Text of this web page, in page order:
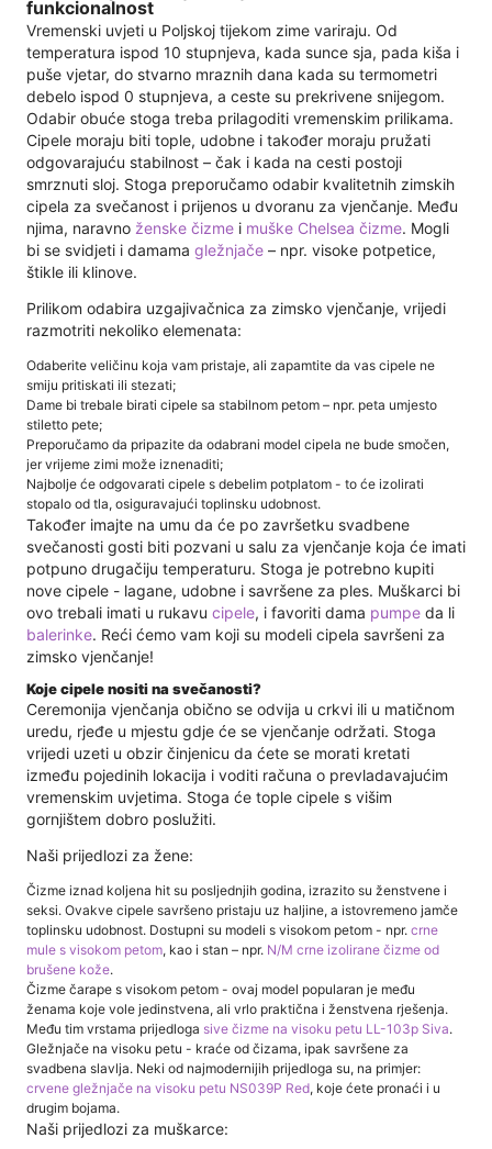
funkcionalnost
Vremenski uvjeti u Poljskoj tijekom zime variraju. Od
temperatura ispod 10 stupnjeva, kada sunce sja, pada kiša i
puše vjetar, do stvarno mraznih dana kada su termometri
debelo ispod 0 stupnjeva, a ceste su prekrivene snijegom.
Odabir obuće stoga treba prilagoditi vremenskim prilikama.
Cipele moraju biti tople, udobne i također moraju pružati
odgovarajuću stabilnost – čak i kada na cesti postoji
smrznuti sloj. Stoga preporučamo odabir kvalitetnih zimskih
cipela za svečanost i prijenos u dvoranu za vjenčanje. Među
njima, naravno ženske čizme i muške Chelsea čizme. Mogli
bi se svidjeti i damama gležnjače – npr. visoke potpetice,
štikle ili klinove.
Prilikom odabira uzgajivačnica za zimsko vjenčanje, vrijedi
razmotriti nekoliko elemenata:
Odaberite veličinu koja vam pristaje, ali zapamtite da vas cipele ne
smiju pritiskati ili stezati;
Dame bi trebale birati cipele sa stabilnom petom – npr. peta umjesto
stiletto pete;
Preporučamo da pripazite da odabrani model cipela ne bude smočen,
jer vrijeme zimi može iznenaditi;
Najbolje će odgovarati cipele s debelim potplatom - to će izolirati
stopalo od tla, osiguravajući toplinsku udobnost.
Također imajte na umu da će po završetku svadbene
svečanosti gosti biti pozvani u salu za vjenčanje koja će imati
potpuno drugačiju temperaturu. Stoga je potrebno kupiti
nove cipele - lagane, udobne i savršene za ples. Muškarci bi
ovo trebali imati u rukavu cipele, i favoriti dama pumpe da li
balerinke. Reći ćemo vam koji su modeli cipela savršeni za
zimsko vjenčanje!
Koje cipele nositi na svečanosti?
Ceremonija vjenčanja obično se odvija u crkvi ili u matičnom
uredu, rjeđe u mjestu gdje će se vjenčanje održati. Stoga
vrijedi uzeti u obzir činjenicu da ćete se morati kretati
između pojedinih lokacija i voditi računa o prevladavajućim
vremenskim uvjetima. Stoga će tople cipele s višim
gornjištem dobro poslužiti.
Naši prijedlozi za žene:
Čizme iznad koljena hit su posljednjih godina, izrazito su ženstvene i
seksi. Ovakve cipele savršeno pristaju uz haljine, a istovremeno jamče
toplinsku udobnost. Dostupni su modeli s visokom petom - npr. crne
mule s visokom petom, kao i stan – npr. N/M crne izolirane čizme od
brušene kože.
Čizme čarape s visokom petom - ovaj model popularan je među
ženama koje vole jedinstvena, ali vrlo praktična i ženstvena rješenja.
Među tim vrstama prijedloga sive čizme na visoku petu LL-103p Siva.
Gležnjače na visoku petu - kraće od čizama, ipak savršene za
svadbena slavlja. Neki od najmodernijih prijedloga su, na primjer:
crvene gležnjače na visoku petu NS039P Red, koje ćete pronaći i u
drugim bojama.
Naši prijedlozi za muškarce: